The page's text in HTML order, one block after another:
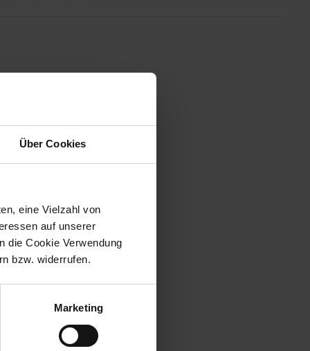
Über Cookies
eine Vielzahl von
auf unserer
die Cookie Verwendung
bzw. widerrufen.
Marketing
und
und nicht länger eine